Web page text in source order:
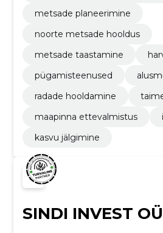
metsade planeerimine
noorte metsade hooldus
metsade taastamine
pügamisteenused
radade hooldamine
maapinna ettevalmistus
kasvu jälgimine
SINDI INVEST OÜ